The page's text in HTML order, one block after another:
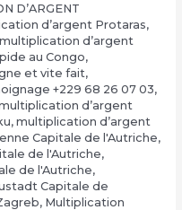
D’ARGENT
d’argent Protaras,
multiplication d’argent
au Congo,
et vite fait,
+229 68 26 07 03,
d’argent
, multiplication d’argent
Capitale de l'Autriche,
de l'Autriche,
de l'Autriche,
Capitale de
, Multiplication